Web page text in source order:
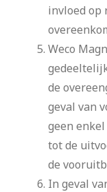
invloed op
Weco
de
geval van
geen
tot de
de
In geval